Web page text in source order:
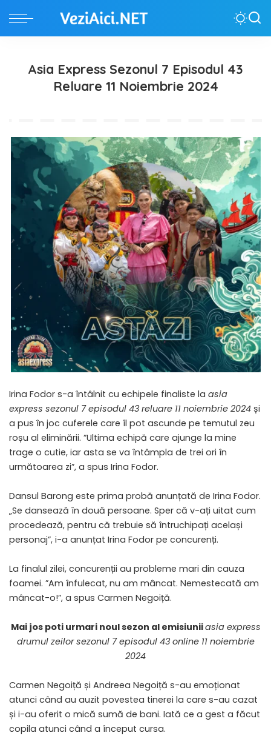
Asia Express Sezonul 7 Episodul 43
Reluare 11 Noiembrie 2024
Irina Fodor s-a întâlnit cu echipele finaliste la asia
express sezonul 7 episodul 43 reluare 11 noiembrie 2024 și
a pus în joc cuferele care îl pot ascunde pe temutul zeu
roșu al eliminării. ”Ultima echipă care ajunge la mine
trage o cutie, iar asta se va întâmpla de trei ori în
următoarea zi”, a spus Irina Fodor.
Dansul Barong este prima probă anunțată de Irina Fodor.
„Se dansează în două persoane. Sper că v-ați uitat cum
procedează, pentru că trebuie să întruchipați același
personaj”, i-a anunțat Irina Fodor pe concurenți.
La finalul zilei, concurenții au probleme mari din cauza
foamei. ”Am înfulecat, nu am mâncat. Nemestecată am
mâncat-o!”, a spus Carmen Negoiță.
Mai jos poti urmari noul sezon al emisiuniiasia express
drumul zeilor sezonul 7 episodul 43 online 11 noiembrie
2024
Carmen Negoiță și Andreea Negoiță s-au emoționat
atunci când au auzit povestea tinerei la care s-au cazat
și i-au oferit o mică sumă de bani. Iată ce a gest a făcut
copila atunci când a început cursa.